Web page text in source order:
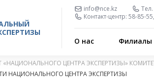
info@nce.kz
Контакт-центр: 58-85-
О нас Филиалы
ЦЕНТРА ЭКСПЕРТИЗЫ»
НАЦИОНАЛЬНОГО ЦЕНТРА ЭКСПЕРТИЗЫ